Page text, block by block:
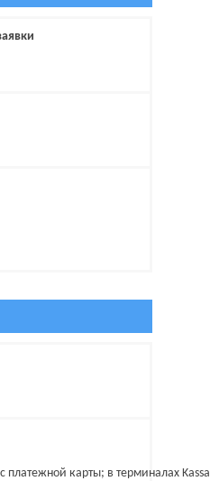
карты; в терминалах